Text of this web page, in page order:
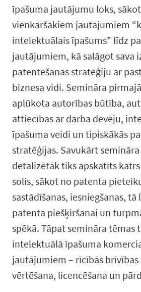
īpašuma jautājumu loks,
vienkāršākiem jautājumiem
intelektuālais īpašums” līdz
jautājumiem, kā salāgot sava
patentēšanās stratēģiju ar
biznesa vidi. Semināra
aplūkota autorības būtība,
attiecības ar darba devēju,
īpašuma veidi un tipiskākās
stratēģijas. Savukārt
detalizētāk tiks apskatīts
solis, sākot no patenta
sastādīšanas, iesniegšanas,
patenta piešķiršanai un
spēkā. Tāpat semināra tēmas
intelektuālā īpašuma
jautājumiem – rīcībās brīvības
vērtēšana, licencēšana un